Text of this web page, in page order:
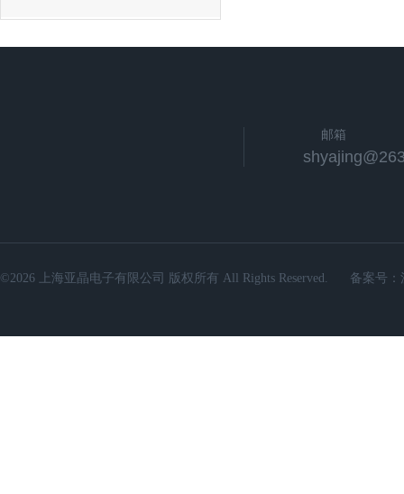
邮箱
©2026 上海亚晶电子有限公司 版权所有 All Rights Reserved. 备案号：